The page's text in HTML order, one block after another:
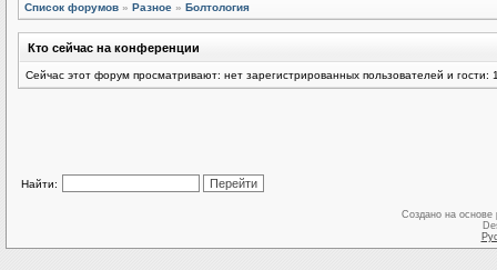
Список форумов » Разное » Болтология
Кто сейчас на конференции
Сейчас этот форум просматривают: нет зарегистрированных пользователей и гости:
Найти:
Создано на основе